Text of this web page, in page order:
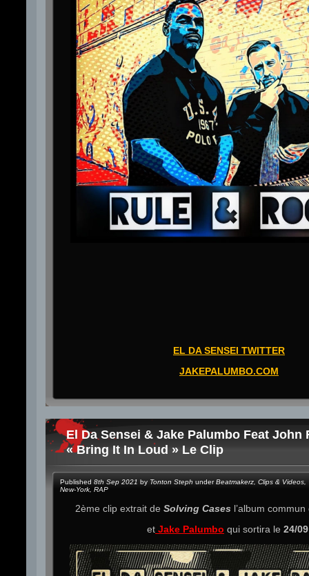
EL DA SENSEI TWITTER
JAKEPALUMBO.COM
El Da Sensei & Jake Palumbo Feat John
« Bring It In Loud » Le Clip
Published 8th Sep 2021 by Tonton Steph underBeatmakerz Clips & Videos
New-York RAP
2ème clip extrait de Solving Casesl’album
et Jake Palumbo qui sortira le 24/09